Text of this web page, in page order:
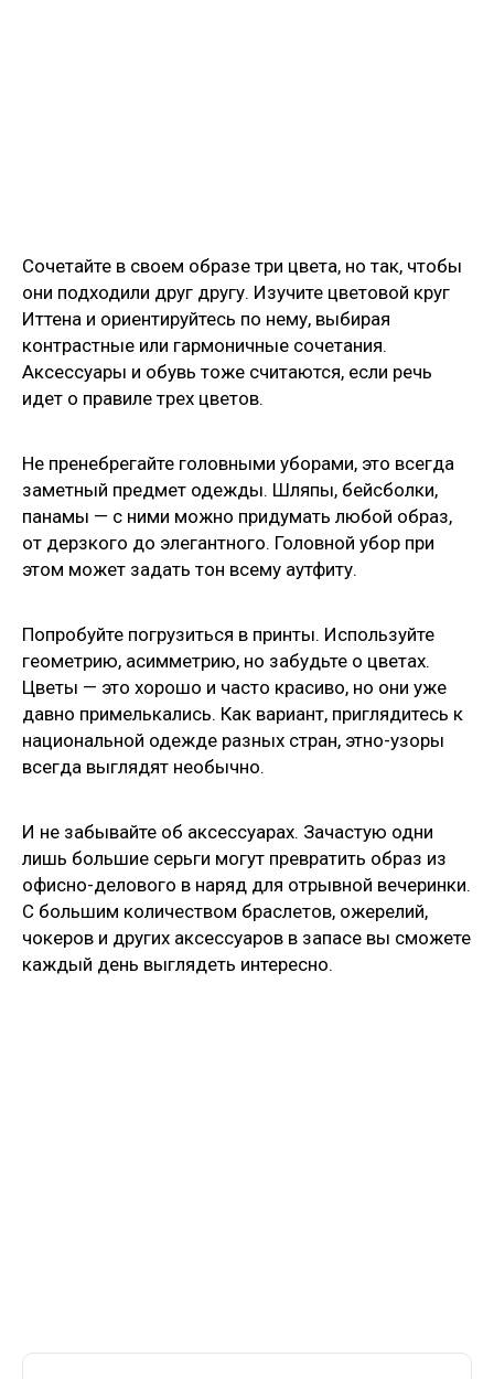
Сочетайте в своем образе три цвета, но так, чтобы
они подходили друг другу. Изучите цветовой круг
Иттена и ориентируйтесь по нему, выбирая
контрастные или гармоничные сочетания.
Аксессуары и обувь тоже считаются, если речь
идет о правиле трех цветов.
Не пренебрегайте головными уборами, это всегда
заметный предмет одежды. Шляпы, бейсболки,
панамы — с ними можно придумать любой образ,
от дерзкого до элегантного. Головной убор при
этом может задать тон всему аутфиту.
Попробуйте погрузиться в принты. Используйте
геометрию, асимметрию, но забудьте о цветах.
Цветы — это хорошо и часто красиво, но они уже
давно примелькались. Как вариант, приглядитесь к
национальной одежде разных стран, этно-узоры
всегда выглядят необычно.
И не забывайте об аксессуарах. Зачастую одни
лишь большие серьги могут превратить образ из
офисно-делового в наряд для отрывной вечеринки.
С большим количеством браслетов, ожерелий,
чокеров и других аксессуаров в запасе вы сможете
каждый день выглядеть интересно.